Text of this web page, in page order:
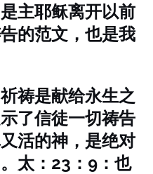
主耶稣离开以前
的范文，也是我
祷是献给永生之
了信徒一切祷告
活的神，是绝对
太：23：9：也